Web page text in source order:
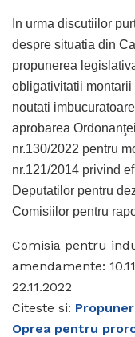
In urma discutiilor
despre situatia din
propunerea
obligativitatii montarii
noutati
aprobarea
nr.130/2022 pentru
nr.121/2014 privind
Deputatilor pentru
Comisiilor pentru
Comisia pentru
amendamente:
22.11.2022
Citeste si:
Oprea pentru